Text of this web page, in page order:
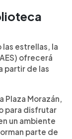
estrellas, la
ofrecerá
partir de las
Morazán,
para disfrutar
un ambiente
parte de